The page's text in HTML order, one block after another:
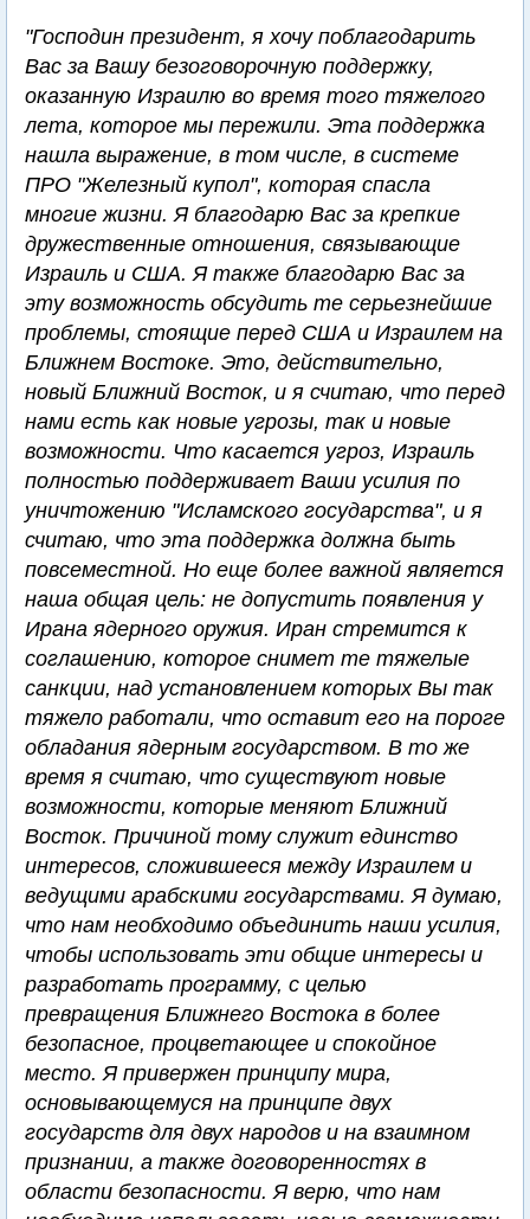
"Господин президент, я хочу поблагодарить
Вас за Вашу безоговорочную поддержку,
оказанную Израилю во время того тяжелого
лета, которое мы пережили. Эта поддержка
нашла выражение, в том числе, в системе
ПРО "Железный купол", которая спасла
многие жизни. Я благодарю Вас за крепкие
дружественные отношения, связывающие
Израиль и США. Я также благодарю Вас за
эту возможность обсудить те серьезнейшие
проблемы, стоящие перед США и Израилем на
Ближнем Востоке. Это, действительно,
новый Ближний Восток, и я считаю, что перед
нами есть как новые угрозы, так и новые
возможности. Что касается угроз, Израиль
полностью поддерживает Ваши усилия по
уничтожению "Исламского государства", и я
считаю, что эта поддержка должна быть
повсеместной. Но еще более важной является
наша общая цель: не допустить появления у
Ирана ядерного оружия. Иран стремится к
соглашению, которое снимет те тяжелые
санкции, над установлением которых Вы так
тяжело работали, что оставит его на пороге
обладания ядерным государством. В то же
время я считаю, что существуют новые
возможности, которые меняют Ближний
Восток. Причиной тому служит единство
интересов, сложившееся между Израилем и
ведущими арабскими государствами. Я думаю,
что нам необходимо объединить наши усилия,
чтобы использовать эти общие интересы и
разработать программу, с целью
превращения Ближнего Востока в более
безопасное, процветающее и спокойное
место. Я привержен принципу мира,
основывающемуся на принципе двух
государств для двух народов и на взаимном
признании, а также договоренностях в
области безопасности. Я верю, что нам